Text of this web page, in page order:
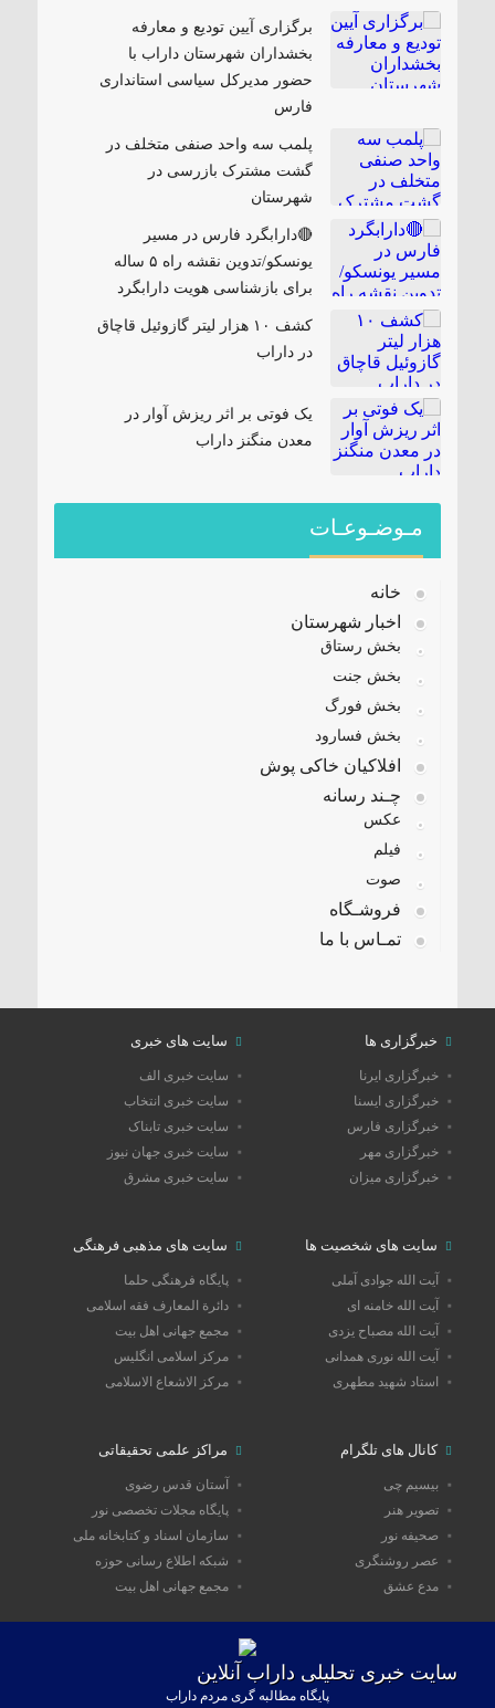
برگزاری آیین تودیع و معارفه
بخشداران شهرستان داراب با
حضور مدیرکل سیاسی استانداری
فارس
پلمب سه واحد صنفی متخلف در
گشت مشترک بازرسی در
شهرستان
🔴دارابگرد فارس در مسیر
یونسکو/تدوین نقشه راه ۵ ساله
برای بازشناسی هویت دارابگرد
کشف ۱۰ هزار لیتر گازوئیل قاچاق
در داراب
یک فوتی بر اثر ریزش آوار در
معدن منگنز داراب
مـوضـوعـات
خانه
اخبار شهرستان
بخش رستاق
بخش جنت
بخش فورگ
بخش فسارود
افلاکیان خاکی پوش
چـند رسانه
عکس
فیلم
صوت
فروشـگاه
تمـاس با ما
خبرگزاری ها
خبرگزاری ایرنا
خبرگزاری ایسنا
خبرگزاری فارس
خبرگزاری مهر
خبرگزاری میزان
سایت های خبری
سایت خبری الف
سایت خبری انتخاب
سایت خبری تابناک
سایت خبری جهان نیوز
سایت خبری مشرق
سایت های شخصیت ها
آیت الله جوادی آملی
آیت الله خامنه ای
آیت الله مصباح یزدی
آیت الله نوری همدانی
استاد شهید مطهری
سایت های مذهبی فرهنگی
پایگاه فرهنگی حلما
دائرة المعارف فقه اسلامی
مجمع جهانی اهل بیت
مرکز اسلامی انگلیس
مرکز الاشعاع الاسلامی
کانال های تلگرام
بیسیم چی
تصویر هنر
صحیفه نور
عصر روشنگری
مدع عشق
مراکز علمی تحقیقاتی
آستان قدس رضوی
پایگاه مجلات تخصصی نور
سازمان اسناد و کتابخانه ملی
شبکه اطلاع رسانی حوزه
مجمع جهانی اهل بیت
سایت خبری تحلیلی داراب آنلاین
پایگاه مطالبه گری مردم داراب